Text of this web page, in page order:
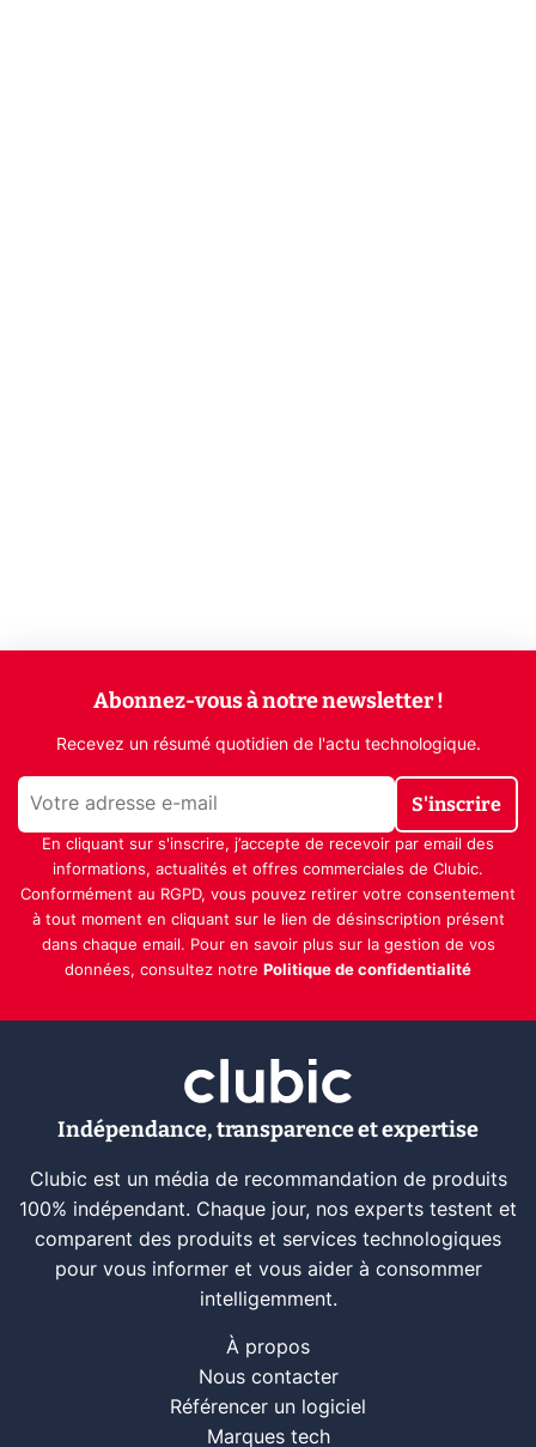
Abonnez-vous à notre newsletter !
Recevez un résumé quotidien de l'actu technologique.
S'inscrire
En cliquant sur s'inscrire, j’accepte de recevoir par email des
informations, actualités et offres commerciales de Clubic.
Conformément au RGPD, vous pouvez retirer votre consentement
à tout moment en cliquant sur le lien de désinscription présent
dans chaque email. Pour en savoir plus sur la gestion de vos
données, consultez notre Politique de confidentialité
Indépendance, transparence et expertise
Clubic est un média de recommandation de produits
100% indépendant. Chaque jour, nos experts testent et
comparent des produits et services technologiques
pour vous informer et vous aider à consommer
intelligemment.
À propos
Nous contacter
Référencer un logiciel
Marques tech